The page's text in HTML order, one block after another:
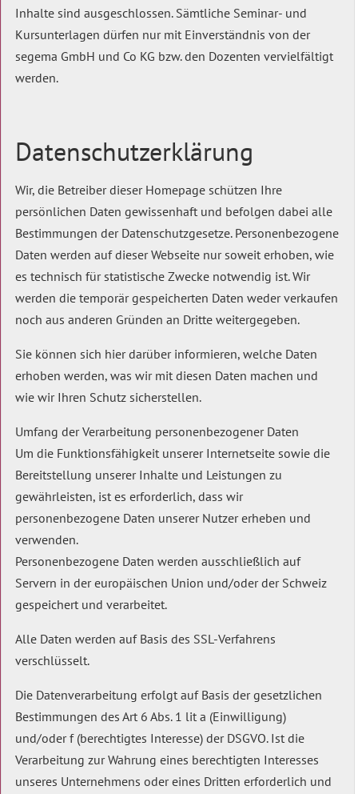
Inhalte sind ausgeschlossen. Sämtliche Seminar- und
Kursunterlagen dürfen nur mit Einverständnis von der
segema GmbH und Co KG bzw. den Dozenten vervielfältigt
werden.
Datenschutzerklärung
Wir, die Betreiber dieser Homepage schützen Ihre
persönlichen Daten gewissenhaft und befolgen dabei alle
Bestimmungen der Datenschutzgesetze. Personenbezogene
Daten werden auf dieser Webseite nur soweit erhoben, wie
es technisch für statistische Zwecke notwendig ist. Wir
werden die temporär gespeicherten Daten weder verkaufen
noch aus anderen Gründen an Dritte weitergegeben.
Sie können sich hier darüber informieren, welche Daten
erhoben werden, was wir mit diesen Daten machen und
wie wir Ihren Schutz sicherstellen.
Umfang der Verarbeitung personenbezogener Daten
Um die Funktionsfähigkeit unserer Internetseite sowie die
Bereitstellung unserer Inhalte und Leistungen zu
gewährleisten, ist es erforderlich, dass wir
personenbezogene Daten unserer Nutzer erheben und
verwenden.
Personenbezogene Daten werden ausschließlich auf
Servern in der europäischen Union und/oder der Schweiz
gespeichert und verarbeitet.
Alle Daten werden auf Basis des SSL-Verfahrens
verschlüsselt.
Die Datenverarbeitung erfolgt auf Basis der gesetzlichen
Bestimmungen des Art 6 Abs. 1 lit a (Einwilligung)
und/oder f (berechtigtes Interesse) der DSGVO. Ist die
Verarbeitung zur Wahrung eines berechtigten Interesses
unseres Unternehmens oder eines Dritten erforderlich und